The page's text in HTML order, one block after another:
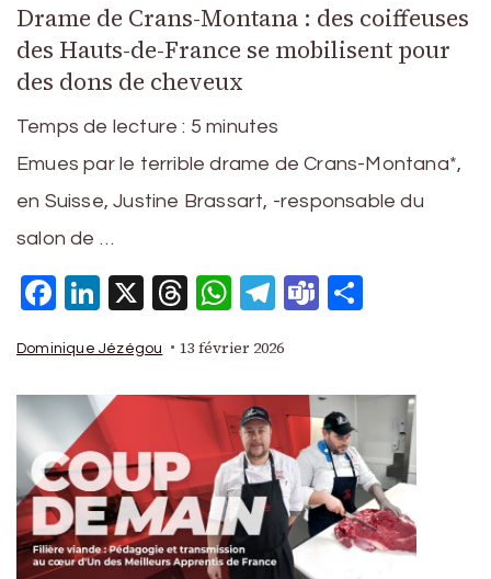
Drame de Crans-Montana : des coiffeuses
des Hauts-de-France se mobilisent pour
des dons de cheveux
Temps de lecture : 5 minutes
Emues par le terrible drame de Crans-Montana*,
en Suisse, Justine Brassart, -responsable du
salon de …
Facebook
LinkedIn
X Threads
WhatsApp
Telegram
Teams
Dominique Jézégou 13 février 2026